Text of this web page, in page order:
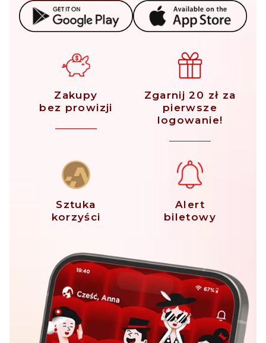
Zakupy
bez prowizji
Zgarnij 20 zł za
pierwsze
logowanie!
Sztuka
korzyści
Alert
biletowy